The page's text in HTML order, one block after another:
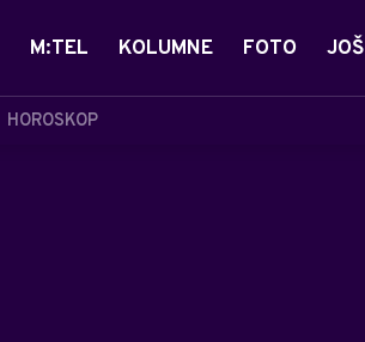
HOROSKOP
M:TEL KOLUMNE FOTO JOŠ